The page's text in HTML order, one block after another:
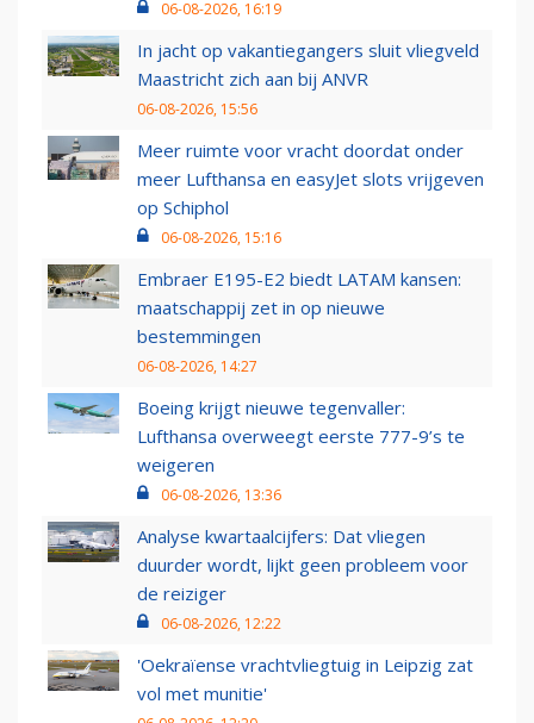
06-08-2026, 16:19
In jacht op vakantiegangers sluit vliegveld
Maastricht zich aan bij ANVR
06-08-2026, 15:56
Meer ruimte voor vracht doordat onder
meer Lufthansa en easyJet slots vrijgeven
op Schiphol
06-08-2026, 15:16
Embraer E195-E2 biedt LATAM kansen:
maatschappij zet in op nieuwe
bestemmingen
06-08-2026, 14:27
Boeing krijgt nieuwe tegenvaller:
Lufthansa overweegt eerste 777-9’s te
weigeren
06-08-2026, 13:36
Analyse kwartaalcijfers: Dat vliegen
duurder wordt, lijkt geen probleem voor
de reiziger
06-08-2026, 12:22
'Oekraïense vrachtvliegtuig in Leipzig zat
vol met munitie'